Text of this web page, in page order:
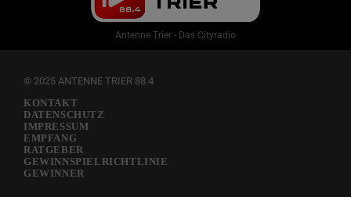
Antenne Trier - Das Cityradio
© 2025 ANTENNE TRIER 88.4
KONTAKT
DATENSCHUTZ
IMPRESSUM
EMPFANG
RATGEBER
GEWINNSPIELRICHTLINIE
GEWINNER